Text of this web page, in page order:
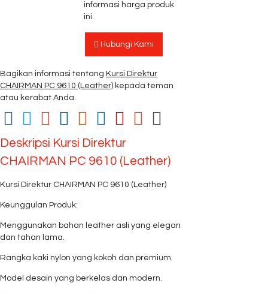
informasi harga produk
ini.
Hubungi Kami
Bagikan informasi tentang Kursi Direktur
CHAIRMAN PC 9610 (Leather) kepada teman
atau kerabat Anda.
Deskripsi Kursi Direktur
CHAIRMAN PC 9610 (Leather)
Kursi Direktur CHAIRMAN PC 9610 (Leather)
Keunggulan Produk:
Menggunakan bahan leather asli yang elegan
dan tahan lama.
Rangka kaki nylon yang kokoh dan premium.
Model desain yang berkelas dan modern.